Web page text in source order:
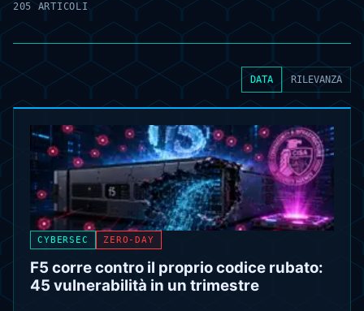
205 ARTICOLI
DATA RILEVANZA
CYBERSEC ZERO-DAY
F5 corre contro il proprio codice rubato:
45 vulnerabilità in un trimestre